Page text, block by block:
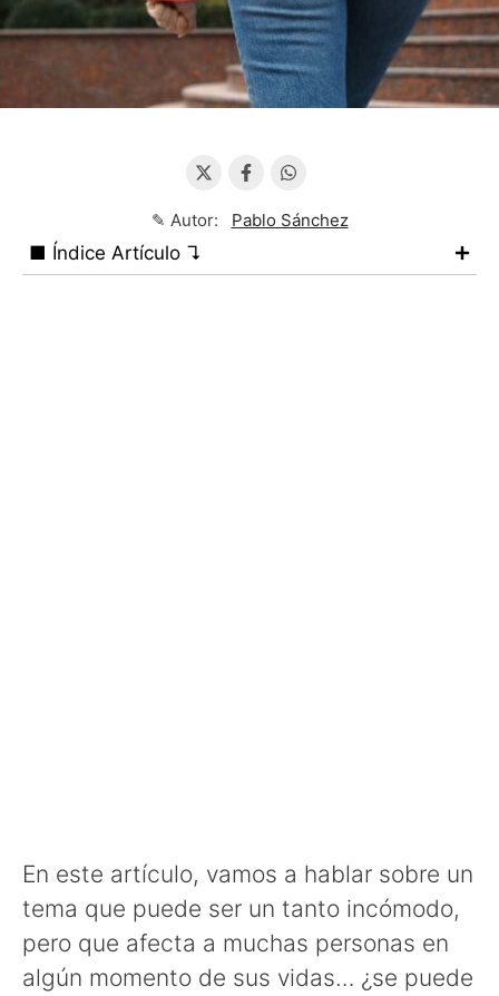
✎ Autor: Pablo Sánchez
■ Índice Artículo ↴
En este artículo, vamos a hablar sobre un
tema que puede ser un tanto incómodo,
pero que afecta a muchas personas en
algún momento de sus vidas… ¿se puede